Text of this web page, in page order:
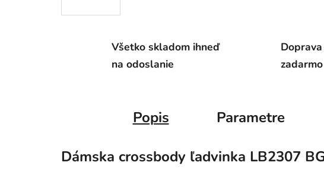
Všetko skladom ihneď
na odoslanie
zadarmo
Popis Parametre
Dámska crossbody ľadvinka LB2307 BG